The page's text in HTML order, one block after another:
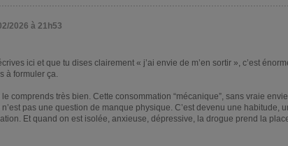
2026 à 21h53
ici et que tu dises clairement « j’ai envie de m’en sortir », c’est
à formuler ça.
comprends très bien. Cette consommation “mécanique”, sans vraie
pas une question de manque physique. C’est devenu une habitude,
Et quand on est isolée, anxieuse, dépressive, la drogue prend la place